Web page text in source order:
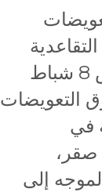
لمعلمي الخاص الخميس 8 شباط
التعويضات
في
صقر،
رقم 1/2024 ، الموجه إلى